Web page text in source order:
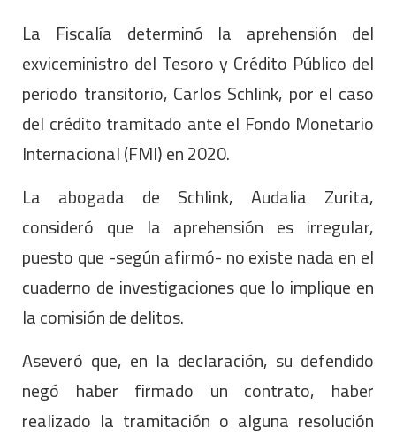
La Fiscalía determinó la aprehensión del
exviceministro del Tesoro y Crédito Público del
periodo transitorio, Carlos Schlink, por el caso
del crédito tramitado ante el Fondo Monetario
Internacional (FMI) en 2020.
La abogada de Schlink, Audalia Zurita,
consideró que la aprehensión es irregular,
puesto que -según afirmó- no existe nada en el
cuaderno de investigaciones que lo implique en
la comisión de delitos.
Aseveró que, en la declaración, su defendido
negó haber firmado un contrato, haber
realizado la tramitación o alguna resolución